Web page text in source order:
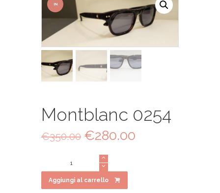
IN
OFFER
TA!
Montblanc 0254
€350.00 Il
prezzo
originale
era:
€350.00.
€280.00
quantità
Aggiungi al carrello